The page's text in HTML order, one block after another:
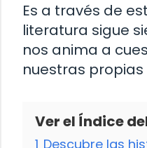
Es a través de
literatura sigue
nos anima a
nuestras
Ver el Índice
1 Descubre las